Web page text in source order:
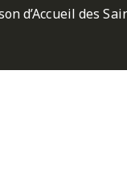
d’Accueil des